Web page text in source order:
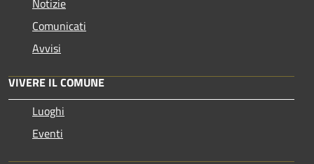
Notizie
Comunicati
Avvisi
VIVERE IL COMUNE
Luoghi
Eventi